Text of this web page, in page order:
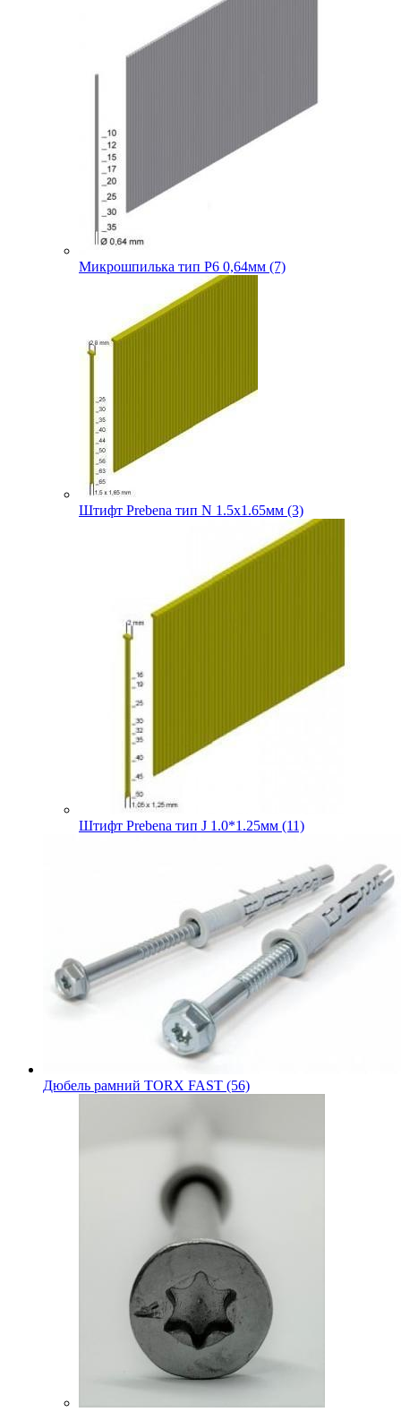
Микрошпилька тип P6 0,64мм (7)
Штифт Prebena тип N 1.5х1.65мм (3)
Штифт Prebena тип J 1.0*1.25мм (11)
Дюбель рамний TORX FAST (56)